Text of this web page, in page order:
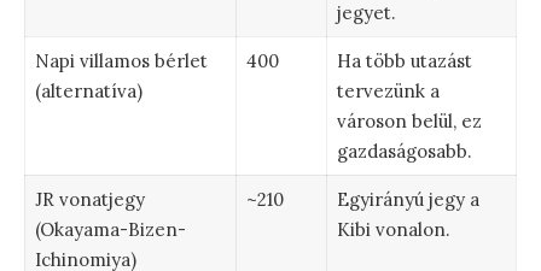
jegyet.
Napi villamos bérlet
(alternatíva)
400
Ha több utazást
tervezünk a
városon belül, ez
gazdaságosabb.
JR vonatjegy
(Okayama-Bizen-
Ichinomiya)
~210
Egyirányú jegy a
Kibi vonalon.